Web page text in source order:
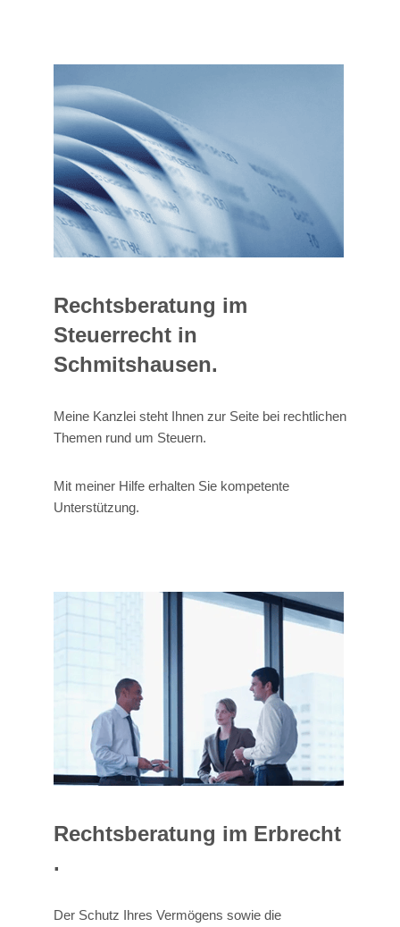
Rechtsberatung im
Steuerrecht in
Schmitshausen.
Meine Kanzlei steht Ihnen zur Seite bei rechtlichen
Themen rund um Steuern.
Mit meiner Hilfe erhalten Sie kompetente
Unterstützung.
Rechtsberatung im Erbrecht
.
Der Schutz Ihres Vermögens sowie die